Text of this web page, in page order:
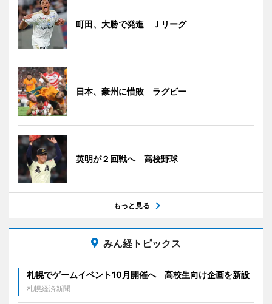
町田、大勝で発進 Ｊリーグ
日本、豪州に惜敗 ラグビー
英明が２回戦へ 高校野球
もっと見る
みん経トピックス
札幌でゲームイベント10月開催へ 高校生向け企画を新設
札幌経済新聞